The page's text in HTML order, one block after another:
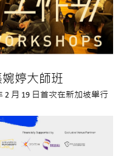
婷大師班
2 月 19 日首次在新加坡舉行